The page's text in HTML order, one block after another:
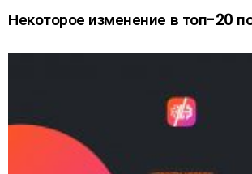
Некоторое изменение в топ-20